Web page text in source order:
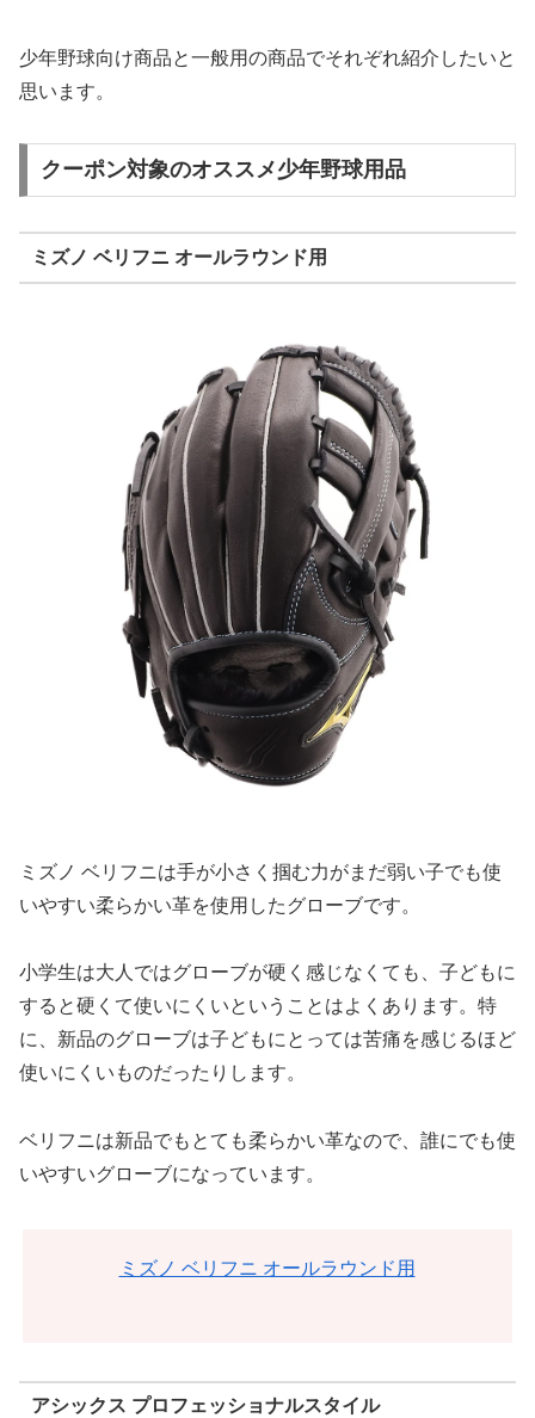
少年野球向け商品と一般用の商品でそれぞれ紹介したいと
思います。
クーポン対象のオススメ少年野球用品
ミズノ ベリフニ オールラウンド用
ミズノ ベリフニは手が小さく掴む力がまだ弱い子でも使
いやすい柔らかい革を使用したグローブです。
小学生は大人ではグローブが硬く感じなくても、子どもに
すると硬くて使いにくいということはよくあります。特
に、新品のグローブは子どもにとっては苦痛を感じるほど
使いにくいものだったりします。
ベリフニは新品でもとても柔らかい革なので、誰にでも使
いやすいグローブになっています。
ミズノ ベリフニ オールラウンド用
アシックス プロフェッショナルスタイル